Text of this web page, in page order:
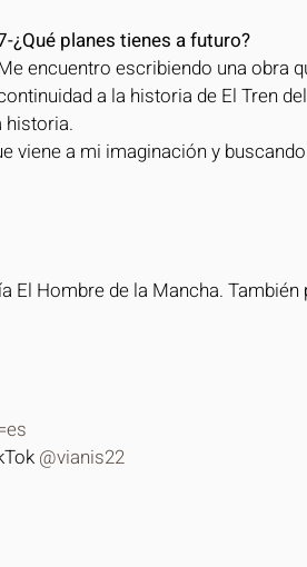
¿Qué planes tienes a futuro?
encuentro escribiendo una obra
a la historia de El Tren
historia.
viene a mi imaginación y
El Hombre de la Mancha. También
@vianis22